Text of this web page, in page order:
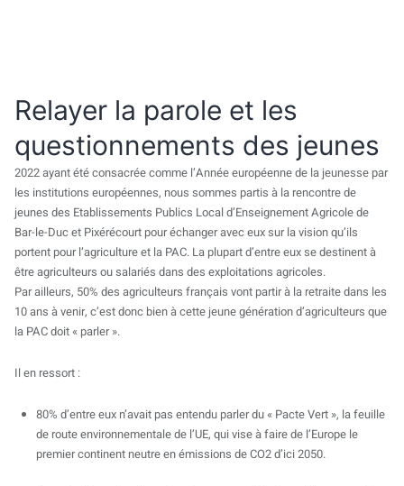
Relayer la parole et les
questionnements des jeunes
2022 ayant été consacrée comme l’Année européenne de la jeunesse par
les institutions européennes, nous sommes partis à la rencontre de
jeunes des Etablissements Publics Local d’Enseignement Agricole de
Bar-le-Duc et Pixérécourt pour échanger avec eux sur la vision qu’ils
portent pour l’agriculture et la PAC. La plupart d’entre eux se destinent à
être agriculteurs ou salariés dans des exploitations agricoles.
Par ailleurs, 50% des agriculteurs français vont partir à la retraite dans les
10 ans à venir, c’est donc bien à cette jeune génération d’agriculteurs que
la PAC doit « parler ».
Il en ressort :
80% d’entre eux n’avait pas entendu parler du « Pacte Vert », la feuille
de route environnementale de l’UE, qui vise à faire de l’Europe le
premier continent neutre en émissions de CO2 d’ici 2050.